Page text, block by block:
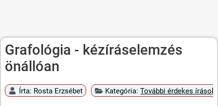
Grafológia - kézíráselemzés
önállóan
Írta: Rosta Erzsébet Kategória:További érdekes írások